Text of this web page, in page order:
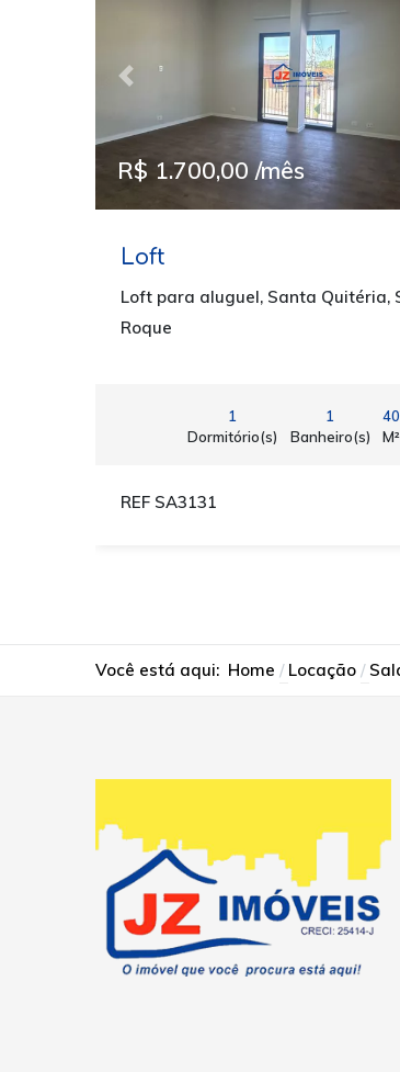
Previous
R$ 1.700,00 /mês
Loft
Loft para aluguel, Santa Quitéria,
Roque
1
Dormitório(s)
1
Banheiro(s)
40
M²
REF SA3131
Você está aqui: Home Locação